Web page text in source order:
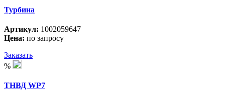
Турбина
Артикул: 1002059647
Цена: по запросу
Заказать
%
ТНВД WP7